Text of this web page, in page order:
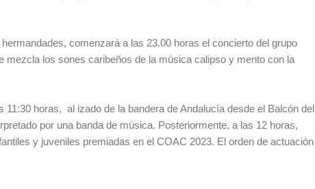
comenzará a las 23.00 horas el concierto del grupo
mezcla los sones caribeños de la música calipso y mento con la
horas, al izado de la bandera de Andalucía desde el Balcón del
por una banda de música. Posteriormente, a las 12 horas,
y juveniles premiadas en el COAC 2023. El orden de actuación